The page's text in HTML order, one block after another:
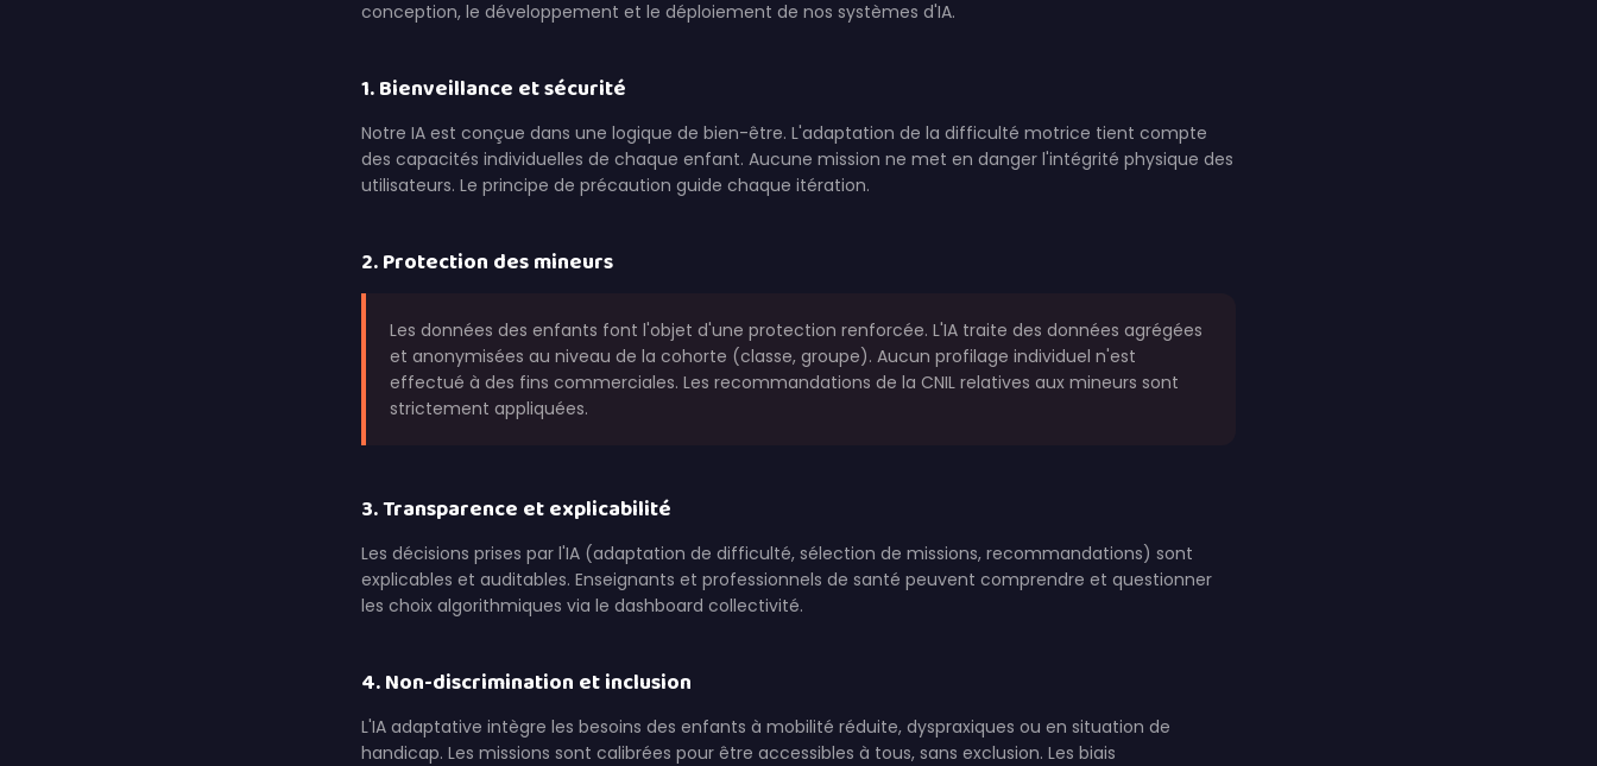
conception, le développement et le déploiement de nos systèmes d'IA.
1. Bienveillance et sécurité
Notre IA est conçue dans une logique de bien-être. L'adaptation de la difficulté motrice tient compte
des capacités individuelles de chaque enfant. Aucune mission ne met en danger l'intégrité physique des
utilisateurs. Le principe de précaution guide chaque itération.
2. Protection des mineurs
Les données des enfants font l'objet d'une protection renforcée. L'IA traite des données agrégées
et anonymisées au niveau de la cohorte (classe, groupe). Aucun profilage individuel n'est
effectué à des fins commerciales. Les recommandations de la CNIL relatives aux mineurs sont
strictement appliquées.
3. Transparence et explicabilité
Les décisions prises par l'IA (adaptation de difficulté, sélection de missions, recommandations) sont
explicables et auditables. Enseignants et professionnels de santé peuvent comprendre et questionner
les choix algorithmiques via le dashboard collectivité.
4. Non-discrimination et inclusion
L'IA adaptative intègre les besoins des enfants à mobilité réduite, dyspraxiques ou en situation de
handicap. Les missions sont calibrées pour être accessibles à tous, sans exclusion. Les biais